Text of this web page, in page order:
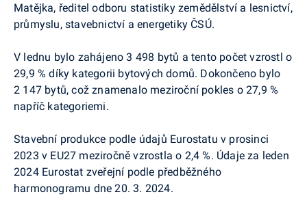
Matějka, ředitel odboru statistiky zemědělství a lesnictví,
průmyslu, stavebnictví a energetiky ČSÚ.
V lednu bylo zahájeno3 498 bytů a tento početvzrostl o
29,9 % díky kategorii bytových domů. Dokončeno bylo
2 147 bytů, což znamenalo meziroční pokles o 27,9 %
napříč kategoriemi.
Stavební produkce podle údajů Eurostatu v prosinci
2023 v EU27 meziročně vzrostla o 2,4 %. Údaje za leden
2024 Eurostat zveřejní podle předběžného
harmonogramu dne 20. 3. 2024.